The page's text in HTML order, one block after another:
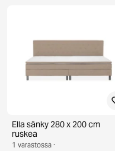
Ella sänky 280 x 200 cm
ruskea
1 varastossa ·